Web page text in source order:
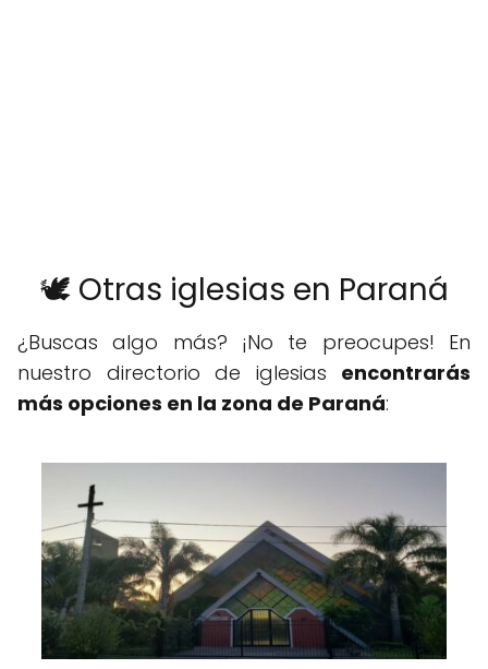
🕊️ Otras iglesias en Paraná
¿Buscas algo más? ¡No te preocupes! En
nuestro directorio de iglesias encontrarás
más opciones en la zona de Paraná: